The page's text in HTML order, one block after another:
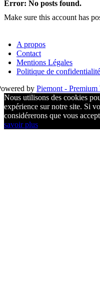
Error: No posts found.
Make sure this account has
A propos
Contact
Mentions Légales
Politique de confidentialité
by Piemont - Premium
Nous utilisons des cookies
expérience sur notre site. Si
considérerons que vous
savoir plus